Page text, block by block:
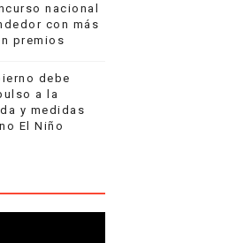
nacional
con más
premios
debe
a la
y medidas
El Niño